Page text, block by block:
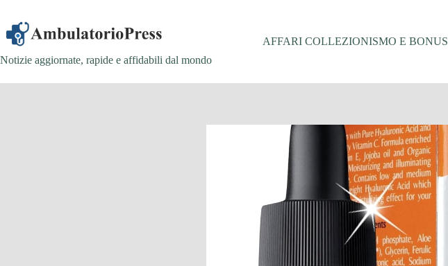
contenuto
Notizie aggiornate, rapide e affidabili dal mondo
AFFARI COLLEZIONISMO E BONUS